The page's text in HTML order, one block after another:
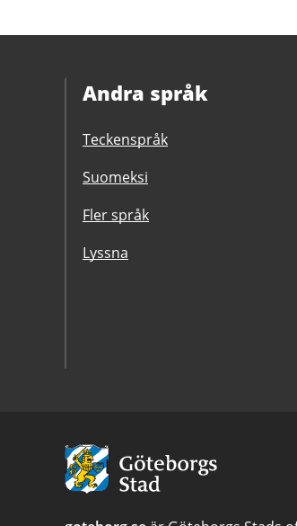
Andra språk
Teckenspråk
Suomeksi
Fler språk
Lyssna
Avsändare:
Göteborgs
Stad